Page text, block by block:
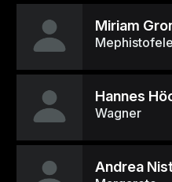
Miriam
Hannes
Wagner
Andrea